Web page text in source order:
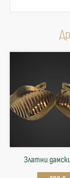
Златни